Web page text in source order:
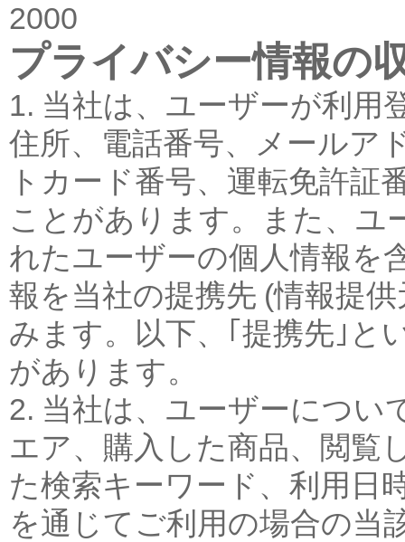
2000
プライバシー情報の
1. 当社は、ユーザーが利用
住所、電話番号、メールア
トカード番号、運転免許証
ことがあります。また、ユ
れたユーザーの個人情報を
報を当社の提携先 (情報提
みます。以下、｢提携先｣と
があります。
2. 当社は、ユーザーについ
エア、購入した商品、閲覧
た検索キーワード、利用日
を通じてご利用の場合の当